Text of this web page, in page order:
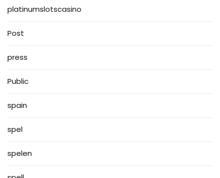
platinumslotscasino
Post
press
Public
spain
spel
spelen